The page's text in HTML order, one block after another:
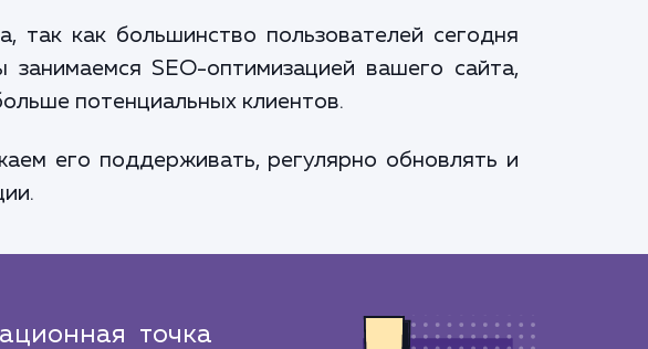
так как большинство пользователей сегодня
SEO-оптимизацией вашего сайта,
потенциальных клиентов.
его поддерживать, регулярно обновлять и
точка